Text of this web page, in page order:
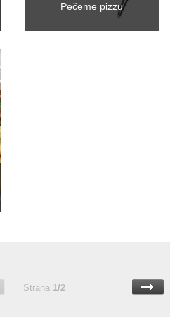
Pečeme pizzu
Strana 1/2